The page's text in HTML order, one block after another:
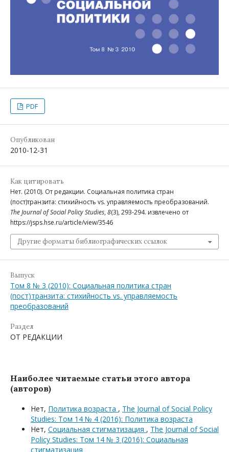
PDF
Опубликован
2010-12-31
Как цитировать
Нет. (2010). От редакции. Социальная политика стран
(пост)транзита: стихийность vs. управляемость преобразований.
The Journal of Social Policy Studies, 8(3), 293-294. извлечено от
https://jsps.hse.ru/article/view/3546
Другие форматы библиографических ссылок
Выпуск
Том 8 № 3 (2010): Социальная политика стран
(пост)транзита: стихийность vs. управляемость
преобразований
Раздел
ОТ РЕДАКЦИИ
Наиболее читаемые статьи этого автора
(авторов)
Нет, Политика возраста , The Journal of Social Policy
Studies: Том 14 № 4 (2016): Политика возраста
Нет, Социальная стигматизация , The Journal of Social
Policy Studies: Том 14 № 3 (2016): Социальная
стигматизация